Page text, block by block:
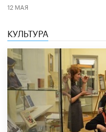
12 МАЯ
КУЛЬТУРА